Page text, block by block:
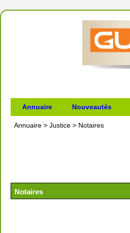
Annuaire Nouveautés
Annuaire > Justice > Notaires
Notaires